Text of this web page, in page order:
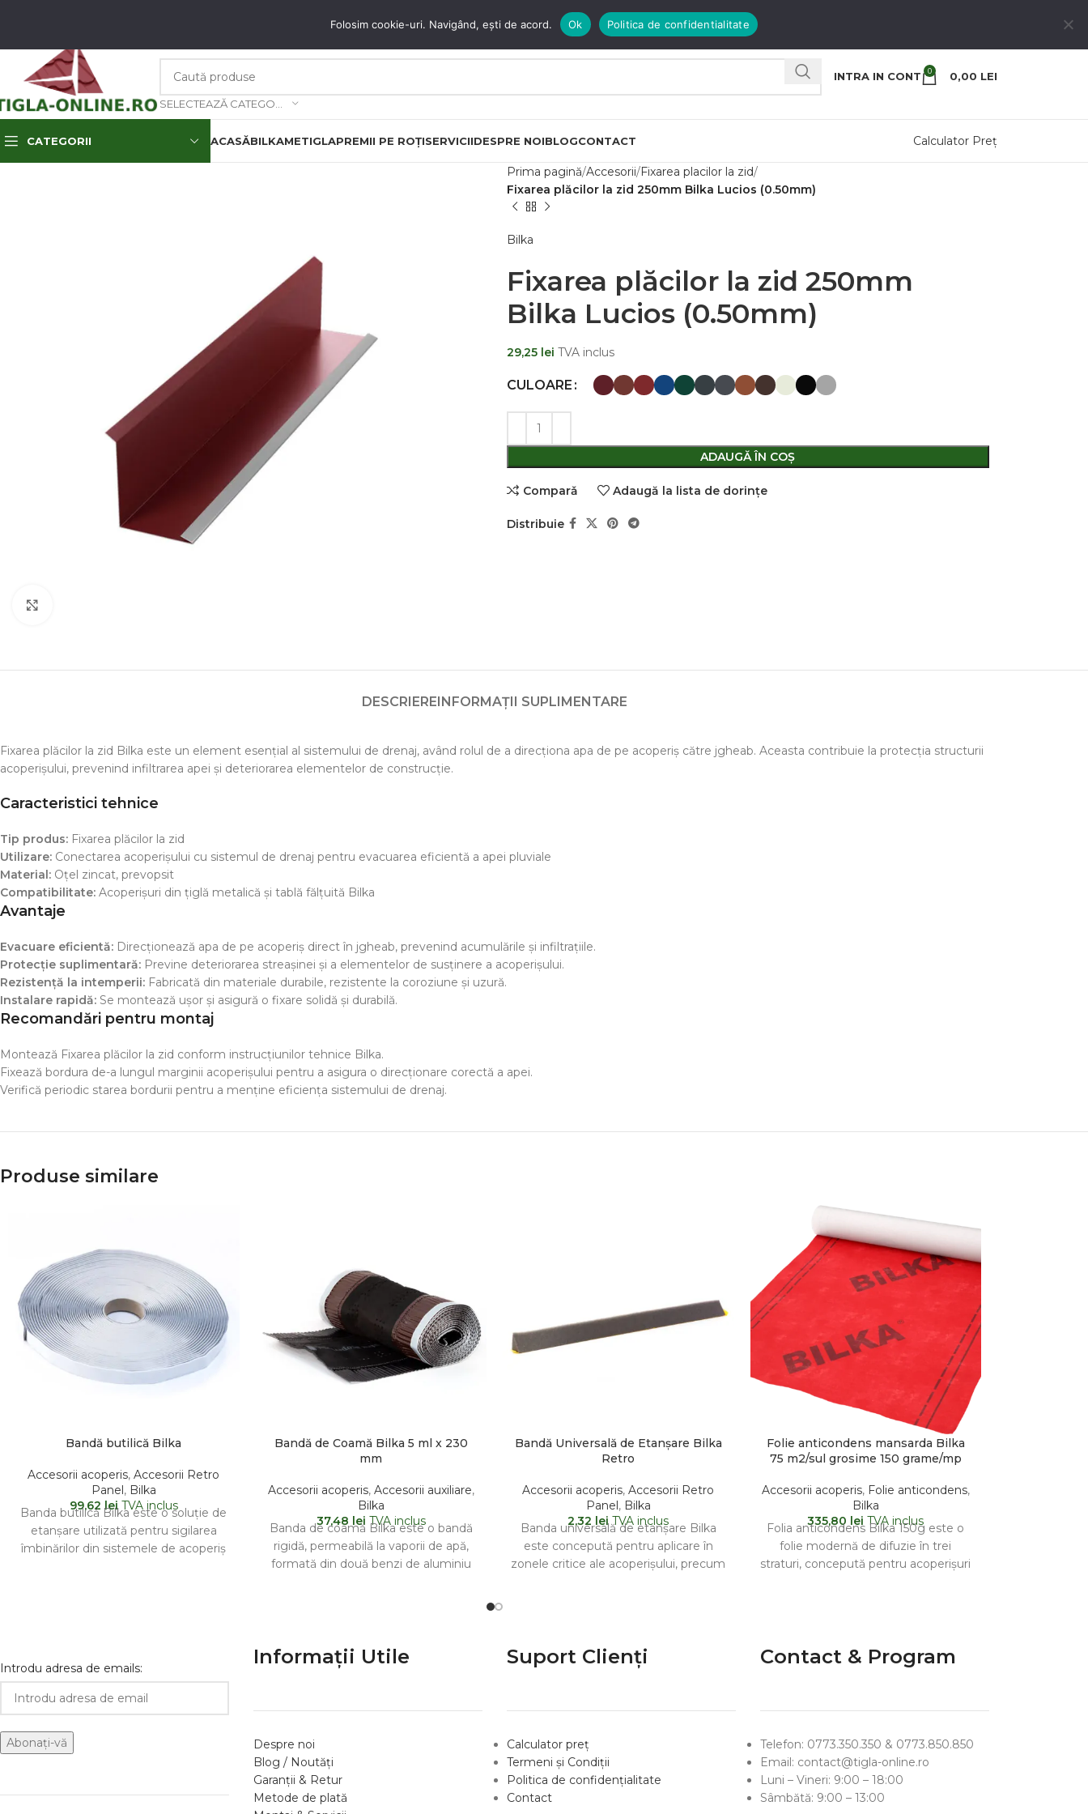
INTRA IN CONT 0 0,00 LEI
CATEGORII ACASĂBILKAMETIGLAPREMII PE ROȚISERVICIIDESPRE NOIBLOGCONTACT Calculator Preț
Prima pagină Accesorii Fixarea placilor la zid
Fixarea plăcilor la zid 250mm Bilka Lucios (0.50mm)
Bilka
Fixarea plăcilor la zid 250mm
Bilka Lucios (0.50mm)
29,25 lei TVA inclus
CULOARE
ADAUGĂ ÎN COȘ
Comparǎ Adaugă la lista de dorințe
Distribuie
DESCRIEREINFORMAȚII SUPLIMENTARE
Fixarea plăcilor la zid Bilka este un element esențial al sistemului de drenaj, având rolul de a direcționa apa de pe acoperiș către jgheab. Aceasta contribuie la protecția structurii
acoperișului, prevenind infiltrarea apei și deteriorarea elementelor de construcție.
Caracteristici tehnice
Tip produs: Fixarea plăcilor la zid
Utilizare: Conectarea acoperișului cu sistemul de drenaj pentru evacuarea eficientă a apei pluviale
Material: Oțel zincat, prevopsit
Compatibilitate: Acoperișuri din țiglă metalică și tablă fălțuită Bilka
Avantaje
Evacuare eficientă: Direcționează apa de pe acoperiș direct în jgheab, prevenind acumulările și infiltrațiile.
Protecție suplimentară: Previne deteriorarea streașinei și a elementelor de susținere a acoperișului.
Rezistență la intemperii: Fabricată din materiale durabile, rezistente la coroziune și uzură.
Instalare rapidă: Se montează ușor și asigură o fixare solidă și durabilă.
Recomandări pentru montaj
Montează Fixarea plăcilor la zid conform instrucțiunilor tehnice Bilka.
Fixează bordura de-a lungul marginii acoperișului pentru a asigura o direcționare corectă a apei.
Verifică periodic starea bordurii pentru a menține eficiența sistemului de drenaj.
Produse similare
Bandă butilică Bilka
Accesorii acoperis,Accesorii Retro
Panel , Bilka
99,62 leiTVA inclus
Banda butilică Bilka este o soluție de
etanșare utilizată pentru sigilarea
îmbinărilor din sistemele de acoperiș
Bandă de Coamă Bilka 5 ml x 230
mm
Accesorii acoperis, Accesorii auxiliare,
Bilka
37,48 lei TVA inclus
Banda de coamă Bilka este o bandă
rigidă, permeabilă la vaporii de apă,
formată din două benzi de aluminiu
Bandă Universală de Etanșare Bilka
Retro
Accesorii acoperis,Accesorii Retro
Panel , Bilka
2,32 leiTVA inclus
Banda universală de etanșare Bilka
este concepută pentru aplicare în
zonele critice ale acoperișului, precum
Folie anticondens mansarda Bilka
75 m2/sul grosime 150 grame/mp
Accesorii acoperis, Folie anticondens,
Bilka
335,80 lei TVA inclus
Folia anticondens Bilka 150g este o
folie modernă de difuzie în trei
straturi, concepută pentru acoperișuri
Introdu adresa de emails: Informații Utile
Despre noi
Blog / Noutăți
Garanții & Retur
Metode de plată
Suport Clienți
Calculator preț
Termeni și Condiții
Politica de confidențialitate
Contact
Contact & Program
Telefon: 0773.350.350 & 0773.850.850
Email: contact@tigla-online.ro
Luni – Vineri: 9:00 – 18:00
Sâmbătă: 9:00 – 13:00
Folosim cookie-uri. Navigând, ești de acord. Ok Politica de confidentialitate